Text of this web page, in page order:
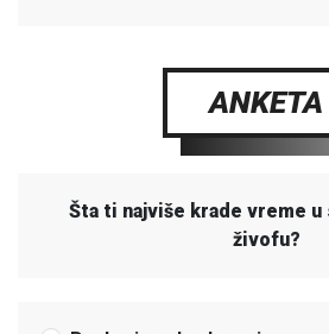
ANKETA
Šta ti najviše krade vreme u
živofu?